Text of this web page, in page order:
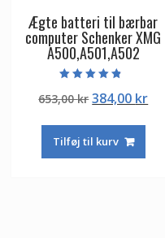
Ægte batteri til bærbar
computer Schenker XMG
A500,A501,A502
4.50
ud af 5
653,00krDen
pris
var:
384,00 krDen
Tilføj til kurv